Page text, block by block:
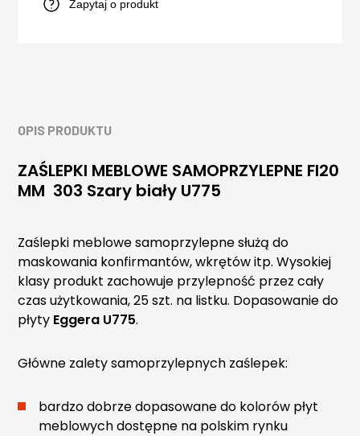
Zapytaj o produkt
OPIS PRODUKTU
ZAŚLEPKI MEBLOWE SAMOPRZYLEPNE FI20
MM 303 Szary biały U775
Zaślepki meblowe samoprzylepne służą do
maskowania konfirmantów, wkrętów itp. Wysokiej
klasy produkt zachowuje przylepność przez cały
czas użytkowania, 25 szt. na listku. Dopasowanie do
płyty Eggera U775.
Główne zalety samoprzylepnych zaślepek:
bardzo dobrze dopasowane do kolorów płyt
meblowych dostępne na polskim rynku